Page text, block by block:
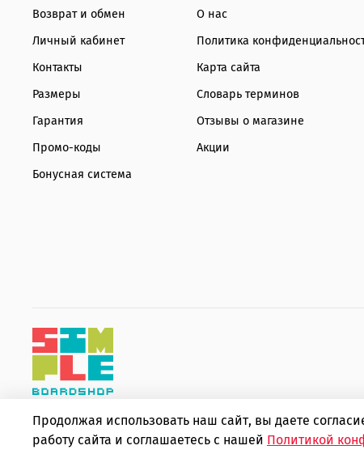
Возврат и обмен
Личный кабинет
Контакты
Размеры
Гарантия
Промо-коды
Бонусная система
О нас
Политика
Карта сайта
Словарь терминов
Отзывы о магазине
Акции
Copyright © 2010 - 2026 Интернет-магазин товаров для
ИП Шаповалов Дмитрий Александрович ИНН 366319502443
Продолжая использовать наш сайт, вы даете
работу сайта и соглашаетесь с нашей Политикой